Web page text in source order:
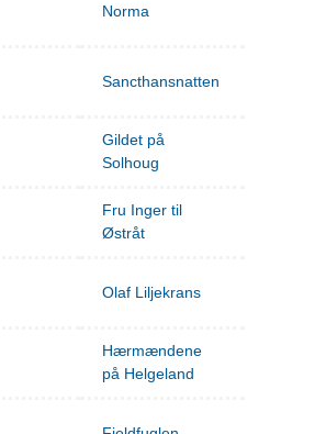
Norma
Sancthansnatten
Gildet på
Solhoug
Fru Inger til
Østråt
Olaf Liljekrans
Hærmændene
på Helgeland